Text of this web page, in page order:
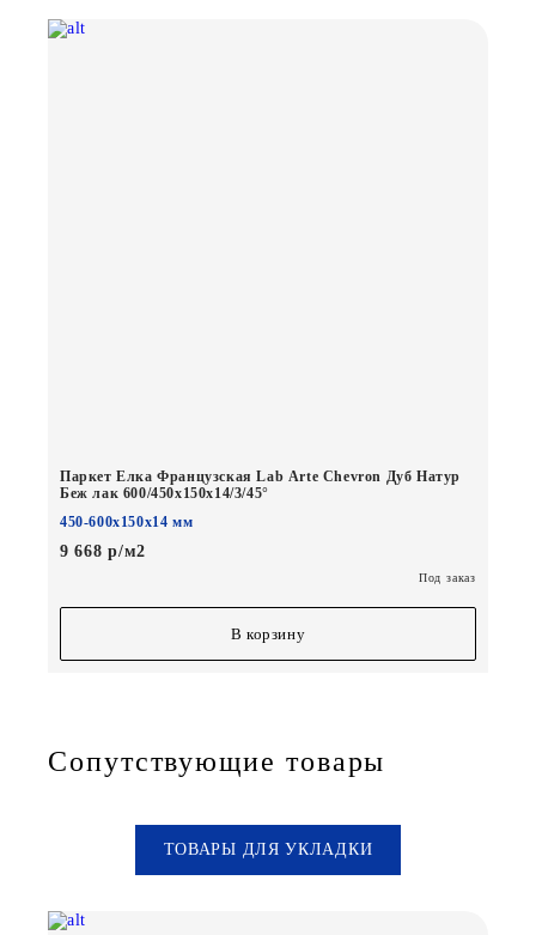
Паркет Елка Французская Lab Arte Chevron Дуб Натур
Беж лак 600/450х150х14/3/45°
450-600х150х14 мм
9 668 р/м2
Под заказ
В корзину
Сопутствующие товары
ТОВАРЫ ДЛЯ УКЛАДКИ